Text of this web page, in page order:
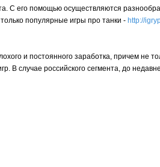
С его помощью осуществляются
популярные игры про танки - http://
и постоянного заработка, причем
В случае российского сегмента, до